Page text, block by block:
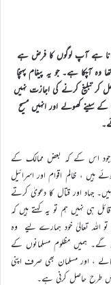
ہے آپ لوگوں کا فرض ہے
وہ آچکا ہے۔ جو یہ پیغام پہنچا
کر تبلیغ کرنے کی اجازت نہیں
سینے کھولے اور انہیں مسیح
اس کے کہ بعض ممالک کے
ہیں ، ظالم اقوام اور اسرائیل
جہاد اور قتال کا دعویٰ کرتے
ہی نہیں ہم تو یہ کہتے ہیں کہ
اللہ تعالیٰ خود ہمارے لیے وہ
گے۔ ہمیں مظلوم مسلمانوں کے
، اور مسلمان بھی صرف اپنی
کس طرح حاصل کرنی ہے۔